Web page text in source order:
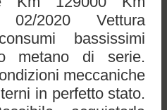
02/2020 Vettura
bassissimi
metano di serie.
meccaniche
in perfetto stato.